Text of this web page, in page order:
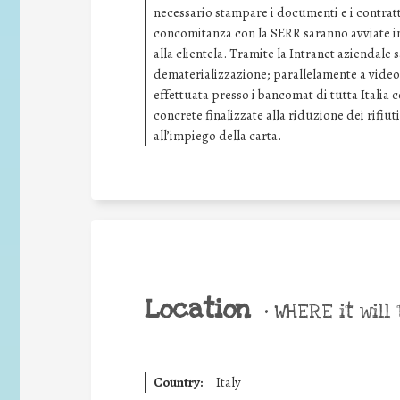
necessario stampare i documenti e i
concomitanza con la SERR saranno
alla clientela. Tramite la Intranet aziendale
dematerializzazione; parallelamente a
effettuata presso i bancomat di tutta Italia
concrete finalizzate alla riduzione dei
all’impiego della carta.
Location • WHERE it
Country: Italy